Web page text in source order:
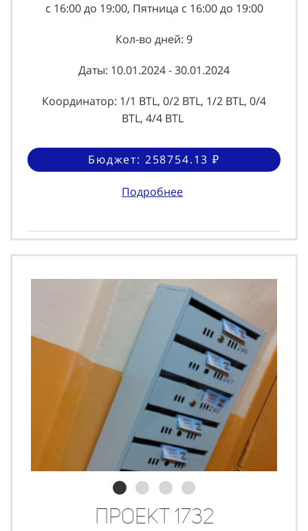
с 16:00 до 19:00, Пятница с 16:00 до 19:00
Кол-во дней: 9
Даты: 10.01.2024 - 30.01.2024
Координатор: 1/1 BTL, 0/2 BTL, 1/2 BTL, 0/4
BTL, 4/4 BTL
Бюджет: 258754.13 ₽
Подробнее
Проект 1732